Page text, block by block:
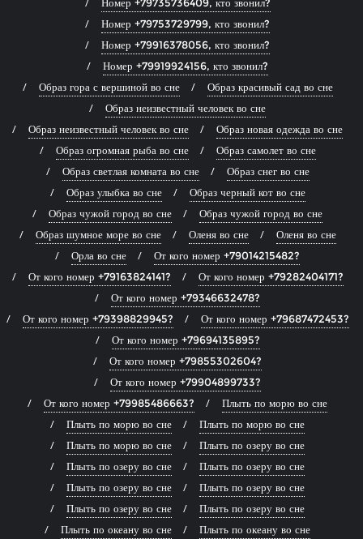
Номер +79753729799, кто звонил?
Номер +79916378056, кто звонил?
Номер +79919924156, кто звонил?
Образ гора с вершиной во сне
Образ красивый сад во сне
Образ неизвестный человек во сне
Образ неизвестный человек во сне
Образ новая одежда во сне
Образ огромная рыба во сне
Образ самолет во сне
Образ светлая комната во сне
Образ снег во сне
Образ улыбка во сне
Образ черный кот во сне
Образ чужой город во сне
Образ чужой город во сне
Образ шумное море во сне
Оленя во сне
Оленя во сне
Орла во сне
От кого номер +79014215482?
От кого номер +79163824141?
От кого номер +79282404171?
От кого номер +79346632478?
От кого номер +79398829945?
От кого номер +79687472453?
От кого номер +79694135895?
От кого номер +79855302604?
От кого номер +79904899733?
От кого номер +79985486663?
Плыть по морю во сне
Плыть по морю во сне
Плыть по морю во сне
Плыть по морю во сне
Плыть по озеру во сне
Плыть по озеру во сне
Плыть по озеру во сне
Плыть по озеру во сне
Плыть по озеру во сне
Плыть по озеру во сне
Плыть по озеру во сне
Плыть по океану во сне
Плыть по океану во сне